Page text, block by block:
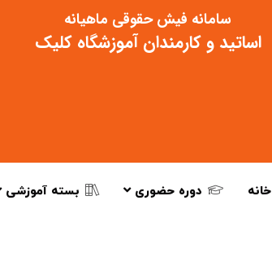
سامانه فیش حقوقی ماهیانه
اساتید و کارمندان آموزشگاه کلیک
خانه دوره حضوری بسته آموزشی